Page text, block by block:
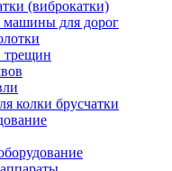
(виброкатки)
машины для дорог
трещин
колки брусчатки